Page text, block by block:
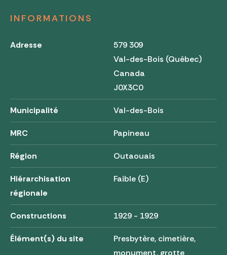
INFORMATIONS
Adresse
579 309
Val-des-Bois (Québec)
Canada
J0X3C0
Municipalité Val-des-Bois
MRC Papineau
Région Outaouais
Hiérarchisation
régionale
Faible (E)
Constructions 1929 - 1929
Élément(s) du site
Presbytère, cimetière,